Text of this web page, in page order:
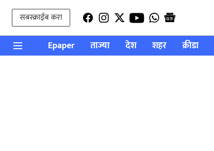
सबस्क्राईब करा
Epaper ताज्या देश शहर क्रीडा